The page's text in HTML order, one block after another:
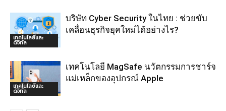
เทคโนโลยีและ
ดิจิทัล
บริษัท Cyber Security ในไทย : ช่วยขับ
เคลื่อนธุรกิจยุคใหม่ได้อย่างไร?
เทคโนโลยีและ
ดิจิทัล
เทคโนโลยี MagSafe นวัตกรรมการชาร์จ
แม่เหล็กของอุปกรณ์ Apple